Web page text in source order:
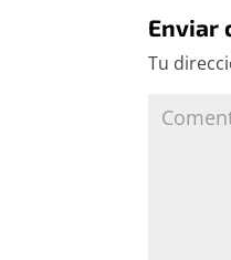
Enviar
Tu